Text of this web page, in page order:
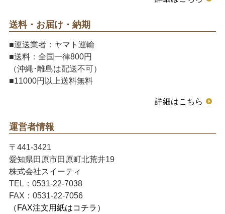
送料・お届け・納期
■運送業者：ヤマト運輸
■送料：全国一律800円
（沖縄･離島は配送不可）
■11000円以上送料無料
詳細はこちら
運営者情報
〒441-3421
愛知県田原市田原町北荒井19
株式会社スイーティ
TEL：0531-22-7038
FAX：0531-22-7056
（FAX注文用紙はコチラ）